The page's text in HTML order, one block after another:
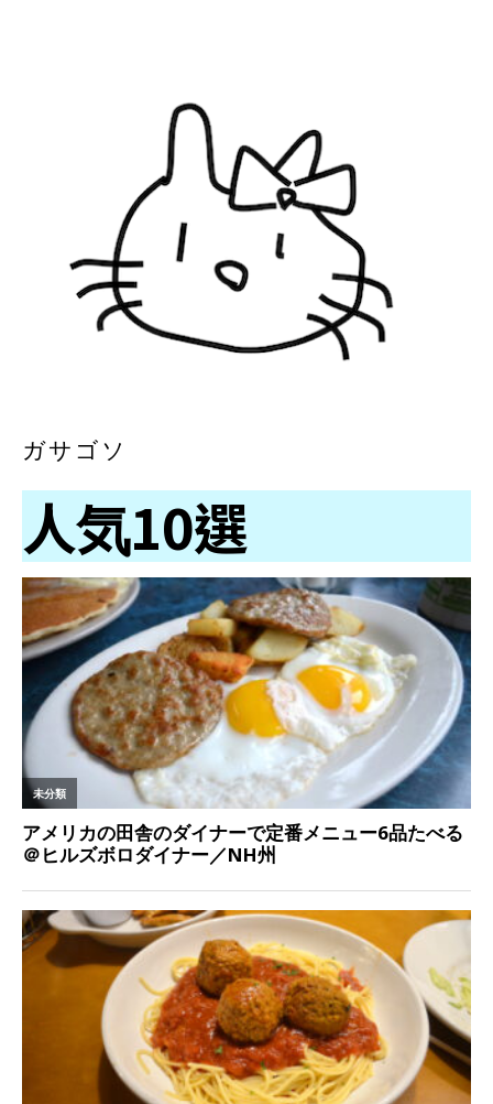
ガサゴソ
人気10選